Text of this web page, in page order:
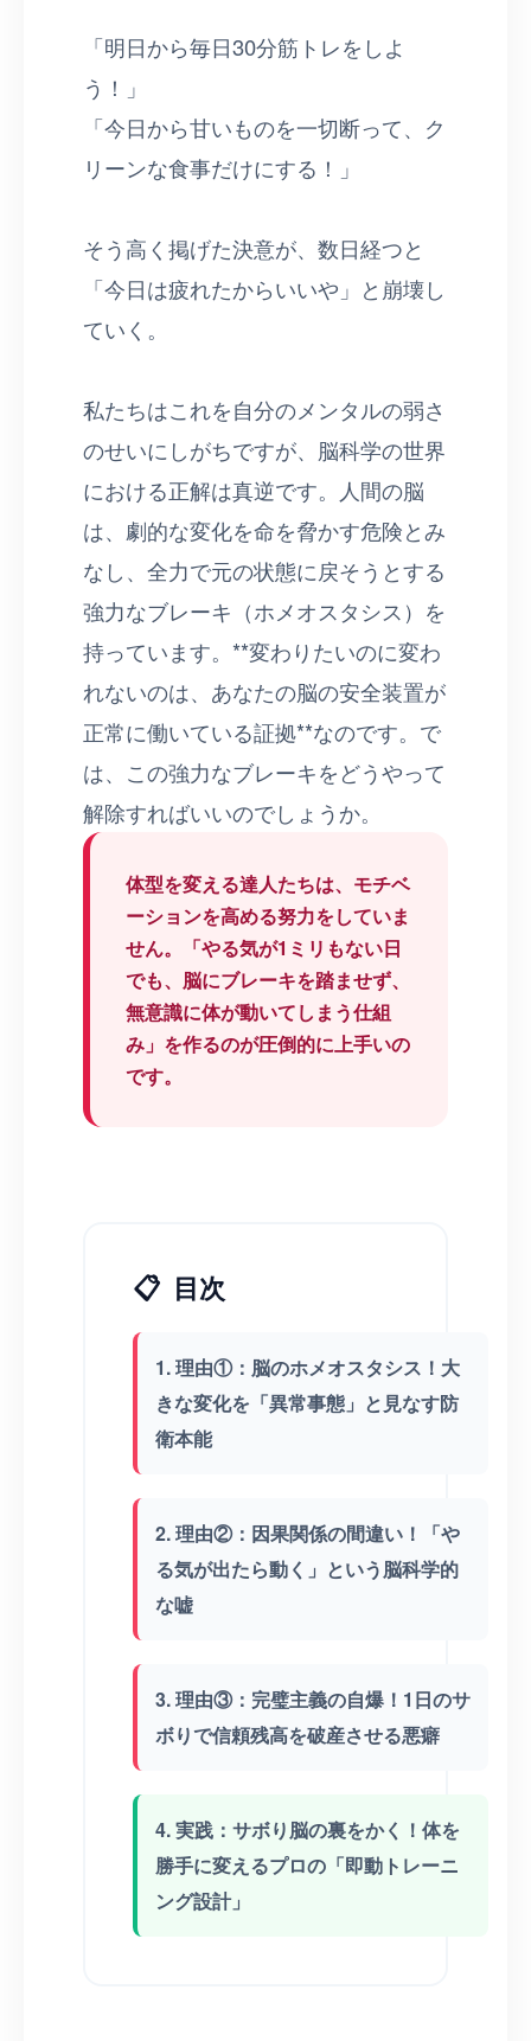
「明日から毎日30分筋トレをしよ
う！」
「今日から甘いものを一切断って、ク
リーンな食事だけにする！」
そう高く掲げた決意が、数日経つと
「今日は疲れたからいいや」と崩壊し
ていく。
私たちはこれを自分のメンタルの弱さ
のせいにしがちですが、脳科学の世界
における正解は真逆です。人間の脳
は、劇的な変化を命を脅かす危険とみ
なし、全力で元の状態に戻そうとする
強力なブレーキ（ホメオスタシス）を
持っています。**変わりたいのに変わ
れないのは、あなたの脳の安全装置が
正常に働いている証拠**なのです。で
は、この強力なブレーキをどうやって
解除すればいいのでしょうか。
体型を変える達人たちは、モチベ
ーションを高める努力をしていま
せん。「やる気が1ミリもない日
でも、脳にブレーキを踏ませず、
無意識に体が動いてしまう仕組
み」を作るのが圧倒的に上手いの
です。
📋 目次
1. 理由①：脳のホメオスタシス！大
きな変化を「異常事態」と見なす防
衛本能
2. 理由②：因果関係の間違い！「や
る気が出たら動く」という脳科学的
な嘘
3. 理由③：完璧主義の自爆！1日のサ
ボりで信頼残高を破産させる悪癖
4. 実践：サボり脳の裏をかく！体を
勝手に変えるプロの「即動トレーニ
ング設計」